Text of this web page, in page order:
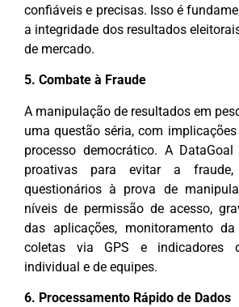
confiáveis e precisas. Isso é
a integridade dos resultados
de mercado.
5. Combate à Fraude
A manipulação de resultados em
uma questão séria, com
processo democrático. A
proativas para evitar a fraude,
questionários à prova de
níveis de permissão de acesso,
das aplicações, monitoramento
coletas via GPS e indicadores
individual e de equipes.
6. Processamento Rápido de Dados